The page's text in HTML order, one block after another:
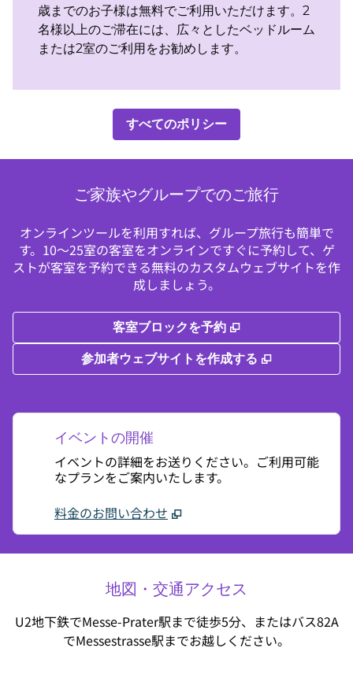
歳までのお子様は無料でご利用いただけます。2
名様以上のご滞在には、広々としたベッドルーム
または2室のご利用をお勧めします。
すべてのポリシー
ご家族やグループでのご旅行
オンラインツールを利用すれば、グループ旅行も簡単で
す。10～25室の客室をオンラインですぐに予約して、ゲ
ストが客室を予約できる無料のカスタムウェブサイトを作
成しましょう。
客室ブロックを予約 ,
参加者ウェブサイトを作成する ,
イベントの開催
イベントの詳細をお送りください。ご利用可能
なプランをご案内いたします。
料金のお問い合わせ
地図・交通アクセス
U2地下鉄でMesse-Prater駅まで徒歩5分、またはバス82A
でMessestrasse駅までお越しください。